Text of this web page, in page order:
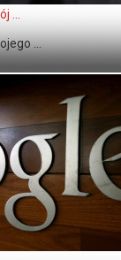
...
...